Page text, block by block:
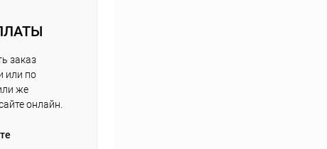
заказ
или по
же
онлайн.